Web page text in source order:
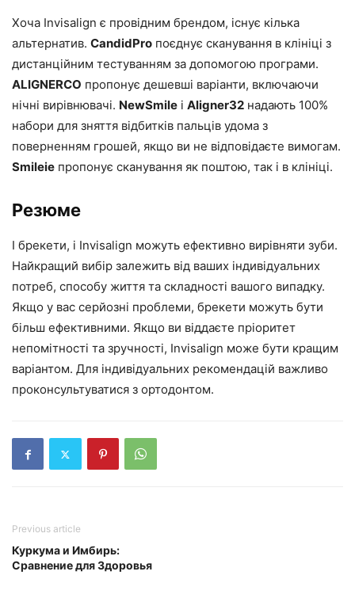
Хоча Invisalign є провідним брендом, існує кілька
альтернатив. CandidPro поєднує сканування в клініці з
дистанційним тестуванням за допомогою програми.
ALIGNERCO пропонує дешевші варіанти, включаючи
нічні вирівнювачі. NewSmile і Aligner32 надають 100%
набори для зняття відбитків пальців удома з
поверненням грошей, якщо ви не відповідаєте вимогам.
Smileie пропонує сканування як поштою, так і в клініці.
Резюме
І брекети, і Invisalign можуть ефективно вирівняти зуби.
Найкращий вибір залежить від ваших індивідуальних
потреб, способу життя та складності вашого випадку.
Якщо у вас серйозні проблеми, брекети можуть бути
більш ефективними. Якщо ви віддаєте пріоритет
непомітності та зручності, Invisalign може бути кращим
варіантом. Для індивідуальних рекомендацій важливо
проконсультуватися з ортодонтом.
Previous article
Куркума и Имбирь:
Сравнение для Здоровья